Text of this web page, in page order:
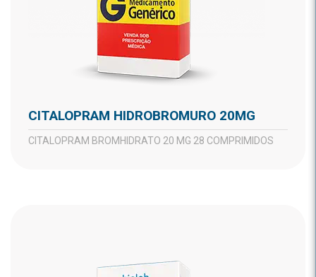
CITALOPRAM HIDROBROMURO 20MG
CITALOPRAM BROMHIDRATO 20 MG 28 COMPRIMIDOS